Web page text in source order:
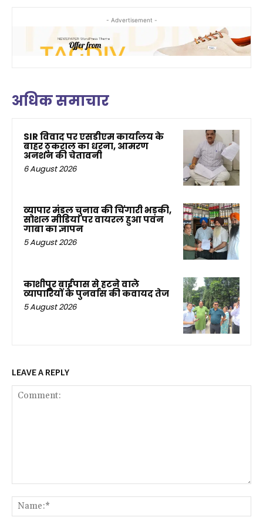
- Advertisement -
अधिक समाचार
SIR विवाद पर एसडीएम कार्यालय के
बाहर ठुकराल का धरना, आमरण
अनशन की चेतावनी
6 August 2026
व्यापार मंडल चुनाव की चिंगारी भड़की,
सोशल मीडिया पर वायरल हुआ पवन
गाबा का ज्ञापन
5 August 2026
काशीपुर बाईपास से हटने वाले
व्यापारियों के पुनर्वास की कवायद तेज
5 August 2026
LEAVE A REPLY